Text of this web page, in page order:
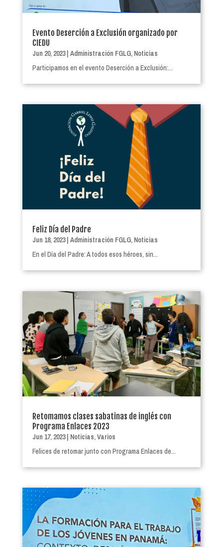
Evento Deserción a Exclusión organizado por
CIEDU
Jun 20, 2023| Administración FGLG, Noticias
Participamos en el evento Deserción a Exclusión:...
Feliz Día del Padre
Jun 18, 2023| Administración FGLG, Noticias
En el Día del Padre: A todos esos héroes, sin...
Retomamos clases sabatinas de inglés con
Programa Enlaces 2023
Jun 17, 2023| Noticias,Varios
Felices de retomar junto con Programa Enlaces de...